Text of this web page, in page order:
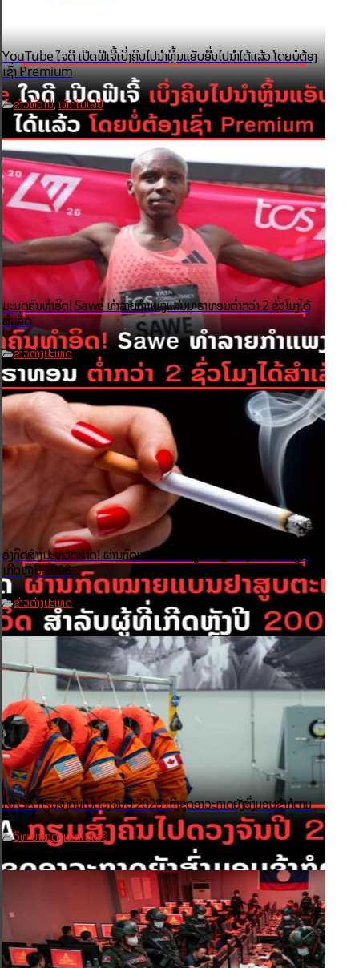
YouTube ໃຈດີ ເປີດຟີເຈີ້ເບິ່ງຄິບໄປນຳຫຼິ້ນແອັບອື່ນໄປນຳໄດ້ແລ້ວ ໂດຍບໍ່ຕ້ອງ
ເຊົ່າ Premium
ຂ່າວທົ່ວໄປ, ເທັກໂນໂລຢີ
ມະນຸດຄົນທຳອິດ! Sawe ທຳລາຍກຳແພງແລ່ນມາຣາທອນຕ່ຳກວ່າ 2 ຊົ່ວໂມງໄດ້
ສຳເລັດ
ຂ່າວຕ່າງປະເທດ
ອັງກິດສ້າງປະຫວັດສາດ! ຜ່ານກົດໝາຍແບນຢາສູບຕະຫຼອດຊີວິດ ສຳລັບຜູ້ທີ່
ເກີດຫຼັງປີ 2008
ຂ່າວຕ່າງປະເທດ
NASA ກຽມສົ່ງຄົນໄປດວງຈັນປີ 2028 ເຖິງຊຸດອາວະກາດຍັງສົ່ງມອບຊ້າກໍຕາມ
ວິທະຍາສາດ,ເທັກໂນໂລຢີ